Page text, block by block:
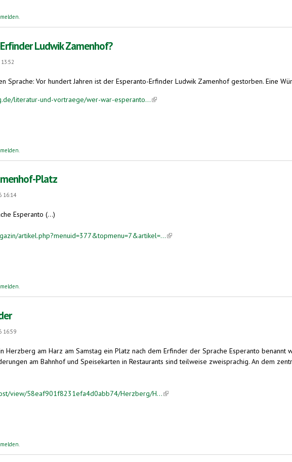
Ludwik Zamenhof?
Sprache: Vor hundert Jahren ist der Esperanto-Erfinder Ludwik Zamenhof gestorben. Eine
literatur-und-vortraege/wer-war-esperanto...(link is external)
Ludwik Zamenhof?
Platz
16:14
Esperanto (...)
artikel.php?menuid=377&topmenu=7&artikel=...(link is external)
Platz.
16:59
Herzberg am Harz am Samstag ein Platz nach dem Erfinder der Sprache Esperanto
am Bahnhof und Speisekarten in Restaurants sind teilweise zweisprachig. An dem
view/58eaf901f8231efa4d0abb74/Herzberg/H...(link is external)
.